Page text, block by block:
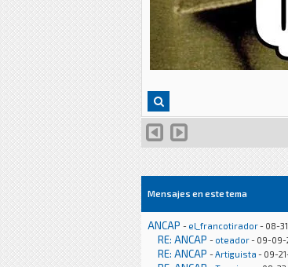
Mensajes en este tema
ANCAP - el_francotirador- 08-
RE: ANCAP - oteador- 09-09-
RE: ANCAP -Artiguista - 09-